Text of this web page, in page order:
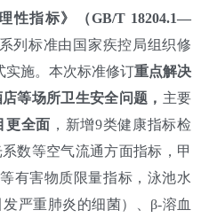
性指标》（GB/T 18204.1—
列标准由国家疾控局组织修
实施。本次标准修订重点解决
等场所卫生安全问题， 主要
更全面 ， 新增9类健康指标检
数等空气流通方面指标，甲
有害物质限量指标，泳池水
严重肺炎的细菌）、β-溶血